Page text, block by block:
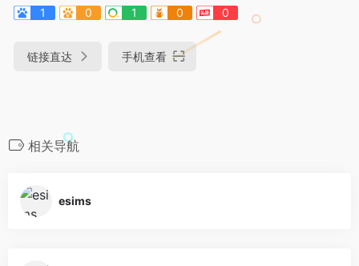
1
0 1 0 0
链接直达 手机查看
相关导航
esims